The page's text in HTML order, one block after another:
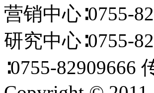
营销中心∶0755-
研究中心∶0755-
∶0755-82909666